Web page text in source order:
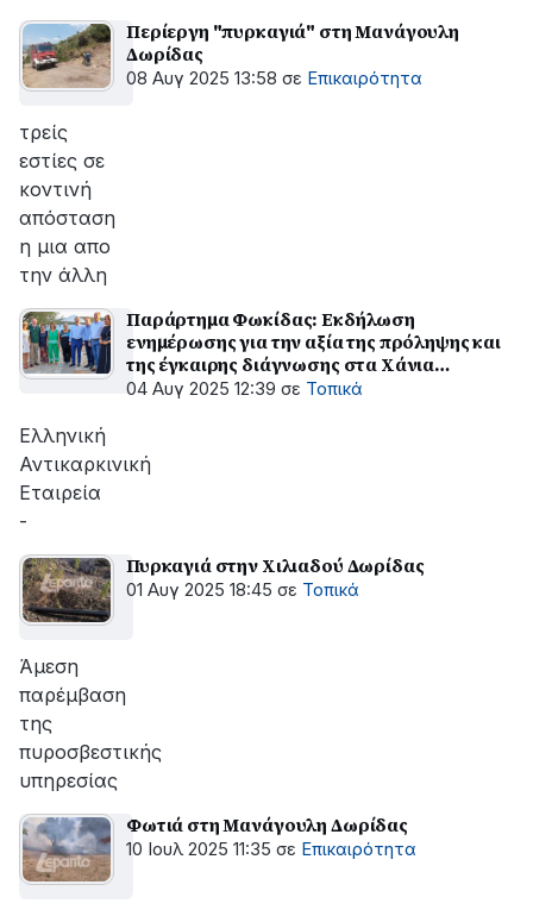
Περίεργη "πυρκαγιά" στη Μανάγουλη
Δωρίδας
08 Αυγ 2025 13:58 σε Επικαιρότητα
τρείς
εστίες σε
κοντινή
απόσταση
η μια απο
την άλλη
Παράρτημα Φωκίδας: Εκδήλωση
ενημέρωσης για την αξία της πρόληψης και
της έγκαιρης διάγνωσης στα Χάνια
Δωρίδας
04 Αυγ 2025 12:39 σε Τοπικά
Ελληνική
Αντικαρκινική
Εταιρεία
-
Πυρκαγιά στην Χιλιαδού Δωρίδας
01 Αυγ 2025 18:45 σε Τοπικά
Άμεση
παρέμβαση
της
πυροσβεστικής
υπηρεσίας
Φωτιά στη Μανάγουλη Δωρίδας
10 Ιουλ 2025 11:35 σε Επικαιρότητα